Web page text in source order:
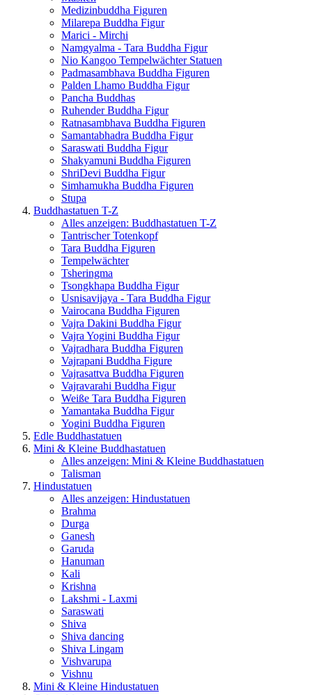
Medizinbuddha Figuren
Milarepa Buddha Figur
Marici - Mirchi
Namgyalma - Tara Buddha Figur
Nio Kangoo Tempelwächter Statuen
Padmasambhava Buddha Figuren
Palden Lhamo Buddha Figur
Pancha Buddhas
Ruhender Buddha Figur
Ratnasambhava Buddha Figuren
Samantabhadra Buddha Figur
Saraswati Buddha Figur
Shakyamuni Buddha Figuren
ShriDevi Buddha Figur
Simhamukha Buddha Figuren
Stupa
Buddhastatuen T-Z
Alles anzeigen: Buddhastatuen T-Z
Tantrischer Totenkopf
Tara Buddha Figuren
Tempelwächter
Tsheringma
Tsongkhapa Buddha Figur
Usnisavijaya - Tara Buddha Figur
Vairocana Buddha Figuren
Vajra Dakini Buddha Figur
Vajra Yogini Buddha Figur
Vajradhara Buddha Figuren
Vajrapani Buddha Figure
Vajrasattva Buddha Figuren
Vajravarahi Buddha Figur
Weiße Tara Buddha Figuren
Yamantaka Buddha Figur
Yogini Buddha Figuren
Edle Buddhastatuen
Mini & Kleine Buddhastatuen
Alles anzeigen: Mini & Kleine Buddhastatuen
Talisman
Hindustatuen
Alles anzeigen: Hindustatuen
Brahma
Durga
Ganesh
Garuda
Hanuman
Kali
Krishna
Lakshmi - Laxmi
Saraswati
Shiva
Shiva dancing
Shiva Lingam
Vishvarupa
Vishnu
Mini & Kleine Hindustatuen